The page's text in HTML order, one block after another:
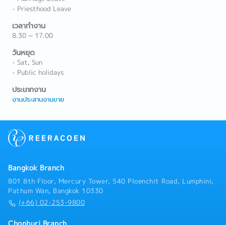
- Priesthood Leave
เวลาทำงาน
8.30 ~ 17.00
วันหยุด
- Sat, Sun
- Public holidays
ประเภทงาน
งานประสานงานขาย
Bangkok Branch
801 8th Floor, Mercury Tower, 540 Ploenchit Road, Lumphini,
Pathum Wan, Bangkok 10330
(+66) 02-253-9800